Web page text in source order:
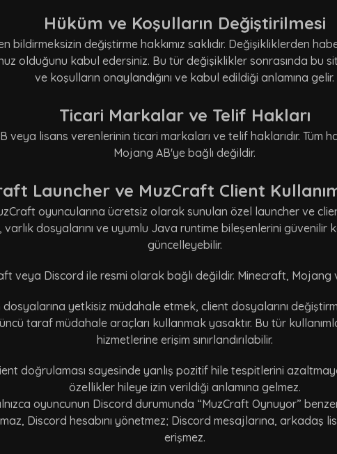
Hüküm ve Koşulların Değiştirilmesi
bildirmeksizin değiştirme hakkımız saklıdır. Değişikliklerden
olduğunu kabul edersiniz. Bu tür değişiklikler sonrasında bu
ve koşulların onaylandığını ve kabul edildiği anlamına gelir.
Ticari Markalar ve Telif Hakları
lisans verenlerinin ticari markaları ve telif haklarıdır. Tüm
Mojang AB'ye bağlı değildir.
Launcher ve MuzCraft Client
oyuncularına ücretsiz olarak sunulan özel launcher ve
dosyalarını ve uyumlu Java runtime bileşenlerini
güncelleyebilir.
veya Discord ile resmi olarak bağlı değildir. Minecraft, Mojang
yetkisiz müdahale etmek, client dosyalarını
taraf müdahale araçları kullanmak yasaktır. Bu tür
hizmetlerine erişim sınırlandırılabilir.
doğrulaması sayesinde yanlış pozitif hile tespitlerini
özellikler hileye izin verildiği anlamına gelmez.
oyuncunun Discord durumunda “MuzCraft Oynuyor”
Discord hesabını yönetmez; Discord mesajlarına, arkadaş
erişmez.